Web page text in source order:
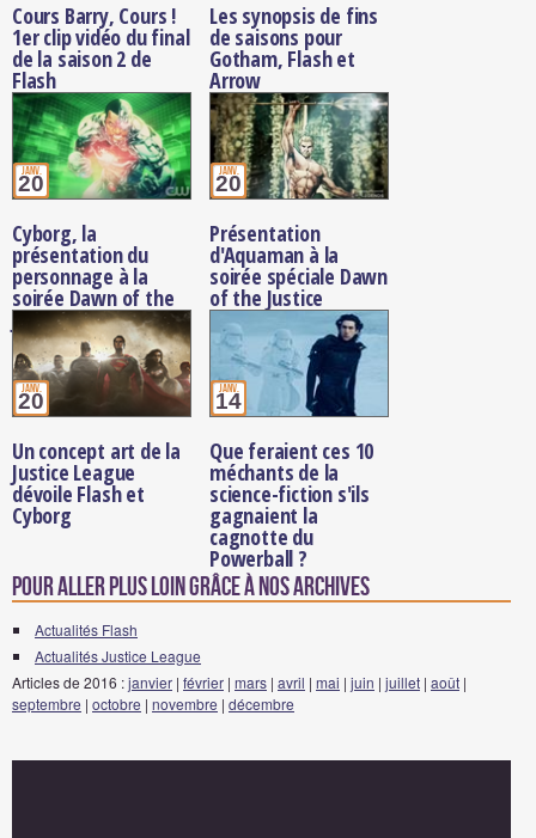
Cours Barry, Cours !
1er clip vidéo du final
de la saison 2 de
Flash
Les synopsis de fins
de saisons pour
Gotham, Flash et
Arrow
janv.
20
Cyborg, la
présentation du
personnage à la
soirée Dawn of the
Justice League
janv.
20
Présentation
d'Aquaman à la
soirée spéciale Dawn
of the Justice
League
janv.
20
Un concept art de la
Justice League
dévoile Flash et
Cyborg
janv.
14
Que feraient ces 10
méchants de la
science-fiction s'ils
gagnaient la
cagnotte du
Powerball ?
Pour aller plus loin grâce à nos archives
Actualités Flash
Actualités Justice League
Articles de 2016 :janvier | février | mars | avril | mai | juin | juillet | août |
septembre | octobre | novembre | décembre